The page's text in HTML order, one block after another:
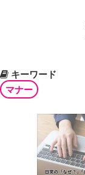
キーワード
マナー